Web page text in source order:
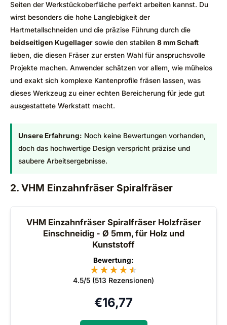
Seiten der Werkstückoberfläche perfekt arbeiten kannst. Du
wirst besonders die hohe Langlebigkeit der
Hartmetallschneiden und die präzise Führung durch die
beidseitigen Kugellager sowie den stabilen 8 mm Schaft
lieben, die diesen Fräser zur ersten Wahl für anspruchsvolle
Projekte machen. Anwender schätzen vor allem, wie mühelos
und exakt sich komplexe Kantenprofile fräsen lassen, was
dieses Werkzeug zu einer echten Bereicherung für jede gut
ausgestattete Werkstatt macht.
Unsere Erfahrung: Noch keine Bewertungen vorhanden,
doch das hochwertige Design verspricht präzise und
saubere Arbeitsergebnisse.
2. VHM Einzahnfräser Spiralfräser
VHM Einzahnfräser Spiralfräser Holzfräser
Einschneidig - Ø 5mm, für Holz und
Kunststoff
Bewertung:
★★★★★
★
4.5/5 (513 Rezensionen)
€16,77